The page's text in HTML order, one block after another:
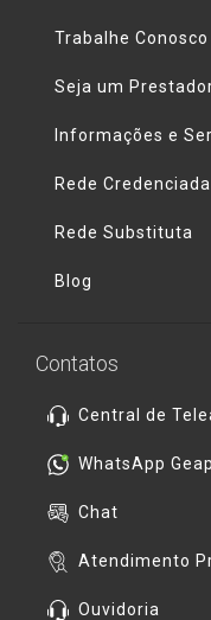
Trabalhe Conosco
Seja um
Informações e
Rede Credenciada
Rede Substituta
Blog
Contatos
Central de
WhatsApp
Chat
Atendimento
Ouvidoria